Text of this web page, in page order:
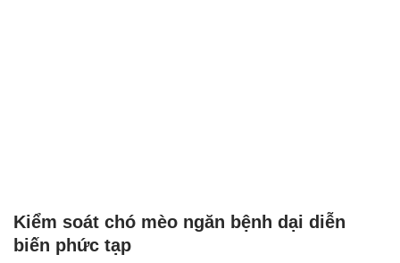
Kiểm soát chó mèo ngăn bệnh dại diễn
biến phức tạp